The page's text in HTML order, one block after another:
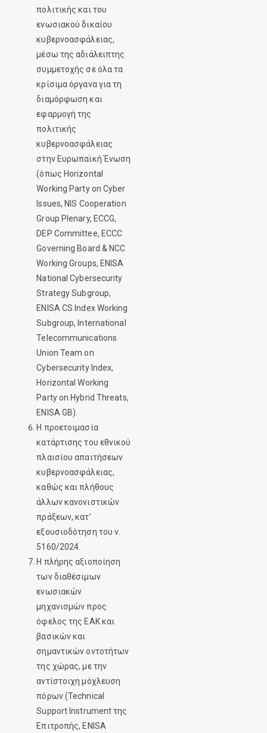
πολιτικής και του
ενωσιακού δικαίου
κυβερνοασφάλειας,
μέσω της αδιάλειπτης
συμμετοχής σε όλα τα
κρίσιμα όργανα για τη
διαμόρφωση και
εφαρμογή της
πολιτικής
κυβερνοασφάλειας
στην Ευρωπαϊκή Ένωση
(όπως Horizontal
Working Party on Cyber
Issues, NIS Cooperation
Group Plenary, ECCG,
DEP Committee, ECCC
Governing Board & NCC
Working Groups, ENISA
National Cybersecurity
Strategy Subgroup,
ENISA CS Index Working
Subgroup, International
Telecommunications
Union Team on
Cybersecurity Index,
Horizontal Working
Party on Hybrid Threats,
ENISA GB).
Η προετοιμασία
κατάρτισης του εθνικού
πλαισίου απαιτήσεων
κυβερνοασφάλειας,
καθώς και πλήθους
άλλων κανονιστικών
πράξεων, κατ’
εξουσιοδότηση του ν.
5160/2024.
Η πλήρης αξιοποίηση
των διαθέσιμων
ενωσιακών
μηχανισμών προς
όφελος της ΕΑΚ και
βασικών και
σημαντικών οντοτήτων
της χώρας, με την
αντίστοιχη μόχλευση
πόρων (Technical
Support Instrument της
Επιτροπής, ENISA